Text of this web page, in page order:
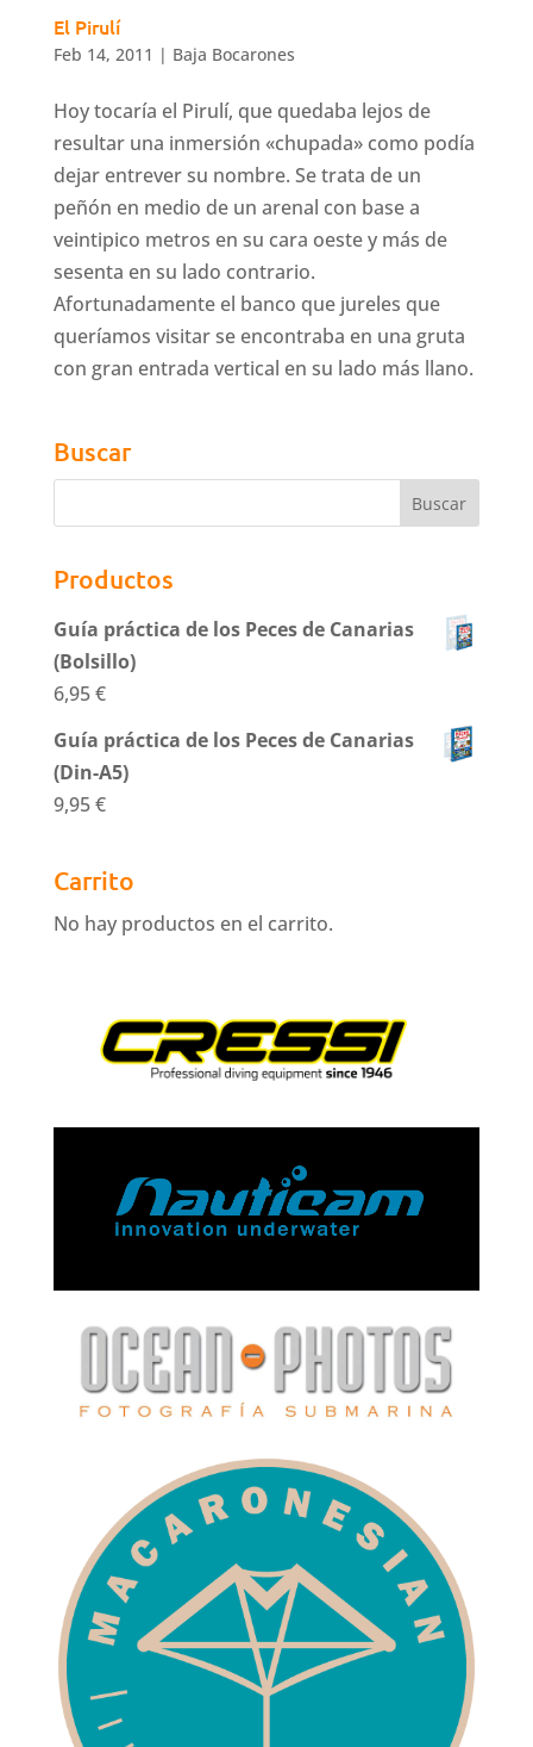
El Pirulí
Feb 14, 2011 | Baja Bocarones
Hoy tocaría el Pirulí, que quedaba lejos de
resultar una inmersión «chupada» como podía
dejar entrever su nombre. Se trata de un
peñón en medio de un arenal con base a
veintipico metros en su cara oeste y más de
sesenta en su lado contrario.
Afortunadamente el banco que jureles que
queríamos visitar se encontraba en una gruta
con gran entrada vertical en su lado más llano.
Buscar
Productos
Guía práctica de los Peces de Canarias
(Bolsillo)
6,95€
Guía práctica de los Peces de Canarias
(Din-A5)
9,95€
Carrito
No hay productos en el carrito.